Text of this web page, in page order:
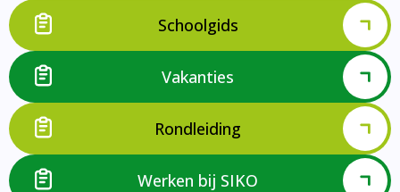
Schoolgids
Vakanties
Rondleiding
Werken bij SIKO